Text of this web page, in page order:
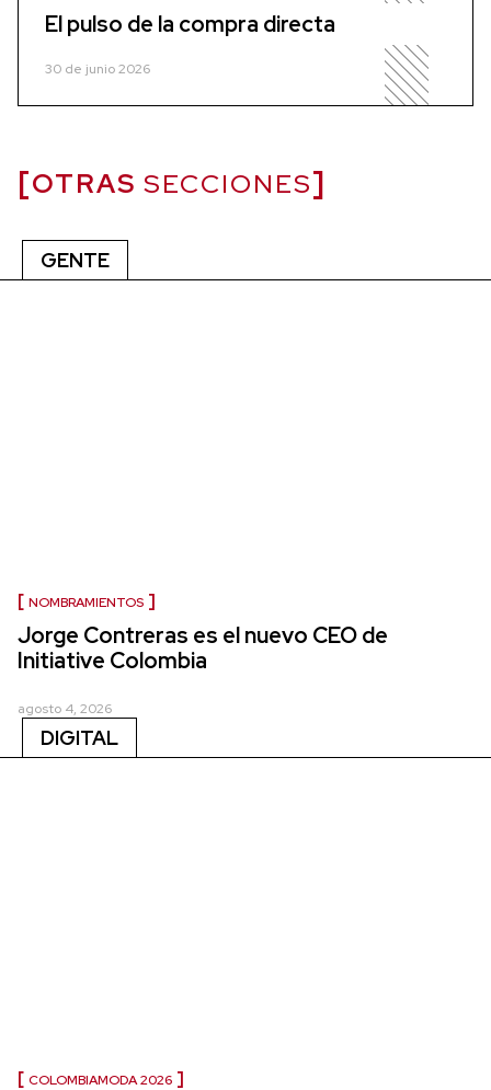
El pulso de la compra directa
30 de junio 2026
OTRAS SECCIONES
GENTE
NOMBRAMIENTOS
Jorge Contreras es el nuevo CEO de
Initiative Colombia
agosto 4, 2026
DIGITAL
COLOMBIAMODA 2026